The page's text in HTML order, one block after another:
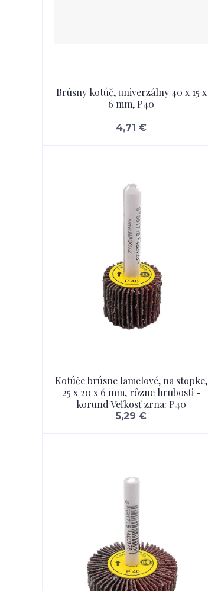
Brúsny kotúč, univerzálny 40 x 15 x
6 mm, P40
4,71 €
Kotúče brúsne lamelové, na stopke,
25 x 20 x 6 mm, rôzne hrubosti -
korund Veľkosť zrna: P40
5,29 €